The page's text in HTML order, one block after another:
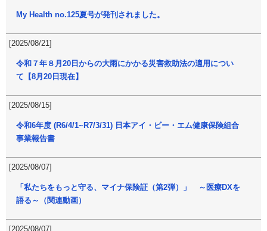
My Health no.125夏号が発刊されました。
[2025/08/21]
令和７年８月20日からの大雨にかかる災害救助法の適用につい
て【8月20日現在】
[2025/08/15]
令和6年度 (R6/4/1~R7/3/31) 日本アイ・ビー・エム健康保険組合
事業報告書
[2025/08/07]
「私たちをもっと守る、マイナ保険証（第2弾）」 ～医療DXを
語る～（関連動画）
[2025/08/07]